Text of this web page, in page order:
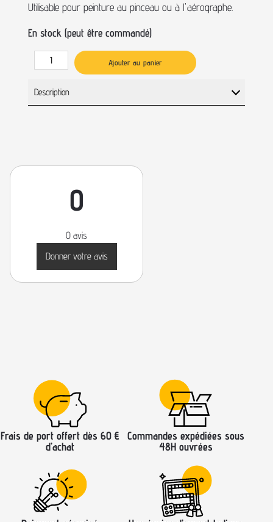
Utilisable pour peinture au pinceau ou à l'aérographe.
En stock (peut être commandé)
Ajouter au panier
Description
0
0 avis
Donner votre avis
Frais de port offert dès 60 €
d’achat
Commandes expédiées sous
48H ouvrées